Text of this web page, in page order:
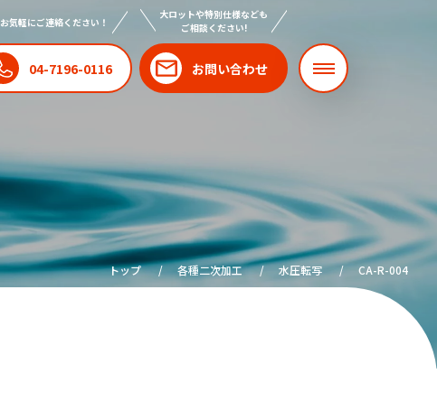
お気軽にご連絡ください！
04-7196-0116
大ロットや特別仕様なども
ご相談ください!
お問い合わせ
トップ 各種二次加工 水圧転写 CA-R-004